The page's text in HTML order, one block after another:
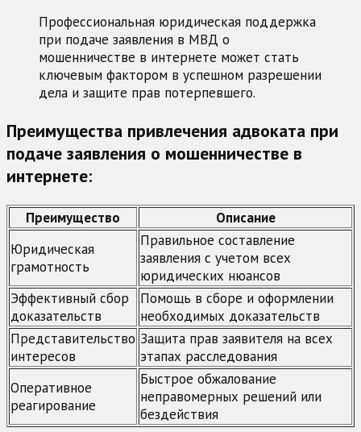
Профессиональная юридическая поддержка
при подаче заявления в МВД о
мошенничестве в интернете может стать
ключевым фактором в успешном разрешении
дела и защите прав потерпевшего.
Преимущества привлечения адвоката при
подаче заявления о мошенничестве в
интернете:
Преимущество
Описание
Юридическая
грамотность
Правильное составление
заявления с учетом всех
юридических нюансов
Эффективный сбор
доказательств
Помощь в сборе и оформлении
необходимых доказательств
Представительство
интересов
Защита прав заявителя на всех
этапах расследования
Оперативное
реагирование
Быстрое обжалование
неправомерных решений или
бездействия